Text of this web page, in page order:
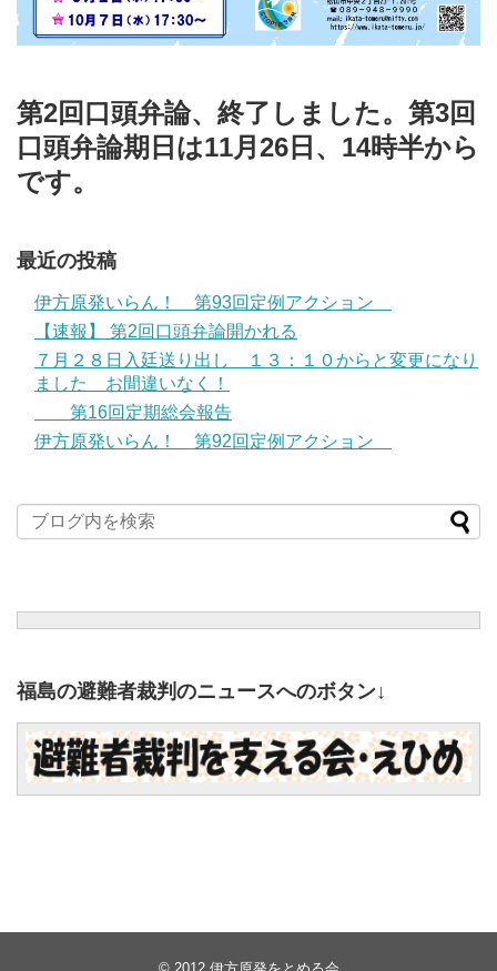
第2回口頭弁論、終了しました。第3回
口頭弁論期日は11月26日、14時半から
です。
最近の投稿
伊方原発いらん！ 第93回定例アクション
【速報】 第2回口頭弁論開かれる
７月２８日入廷送り出し １３：１０からと変更になり
ました お間違いなく！
第16回定期総会報告
伊方原発いらん！ 第92回定例アクション
福島の避難者裁判のニュースへのボタン↓